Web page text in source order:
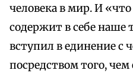
человека в мир. И
содержит в себе наше
вступил в единение с
посредством того, чем